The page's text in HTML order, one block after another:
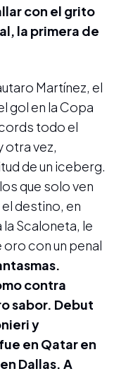
con el grito
la primera de
Martínez, el
gol en la Copa
todo el
otra vez,
de un iceberg.
que solo ven
destino, en
Scaloneta, le
oro con un penal
contra
sabor. Debut
y
en Qatar en
Dallas. A